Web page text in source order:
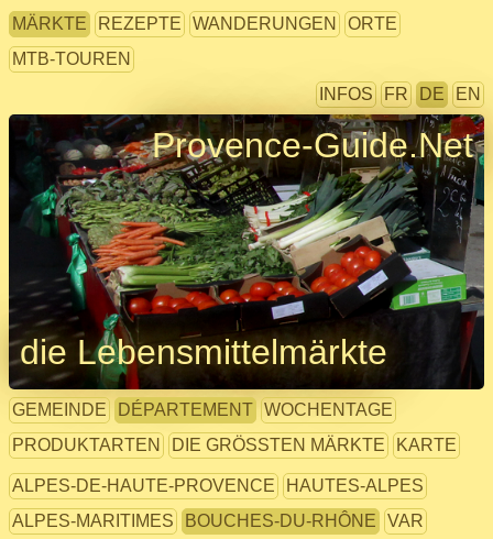
MÄRKTE REZEPTE WANDERUNGEN
ORTE
MTB-TOUREN
INFOS
FR DE EN
Provence-Guide.Net
die Lebensmittelmärkte
GEMEINDE DÉPARTEMENT WOCHENTAGE
PRODUKTARTEN
DIE GRÖSSTEN MÄRKTE KARTE
ALPES-DE-HAUTE-PROVENCE
HAUTES-ALPES
ALPES-MARITIMES
BOUCHES-DU-RHÔNE
VAR